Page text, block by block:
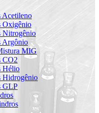
Acetileno
Oxigênio
Nitrogênio
Argônio
MIG
CO2
Hélio
Hidrogênio
GLP